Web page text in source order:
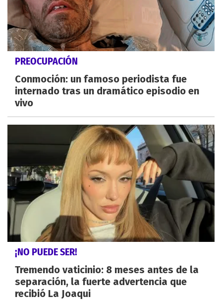
PREOCUPACIÓN
Conmoción: un famoso periodista fue
internado tras un dramático episodio en
vivo
¡NO PUEDE SER!
Tremendo vaticinio: 8 meses antes de la
separación, la fuerte advertencia que
recibió La Joaqui